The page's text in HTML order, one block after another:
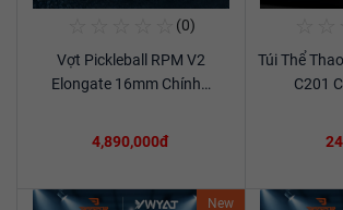
(0)
Vợt Pickleball RPM V2
Elongate 16mm Chính…
4,890,000đ
Túi Thể
C201
New